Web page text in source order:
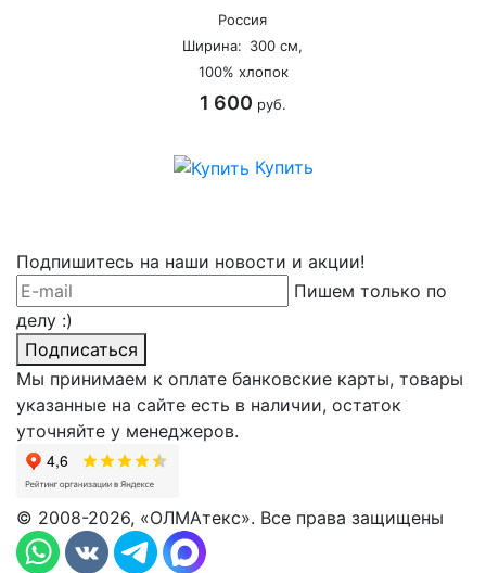
Россия
Ширина: 300 см,
100% хлопок
1 600руб.
Купить
Подпишитесь на наши новости и акции!
Пишем только по
делу :)
Подписаться
Мы принимаем к оплате банковские карты, товары
указанные на сайте есть в наличии, остаток
уточняйте у менеджеров.
© 2008-2026, «ОЛМАтекс». Все права защищены